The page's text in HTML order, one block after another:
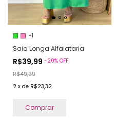
+1
Saia Longa Alfaiataria
R$39,99 -20% OFF
R$49,99
2 x de R$23,32
Comprar